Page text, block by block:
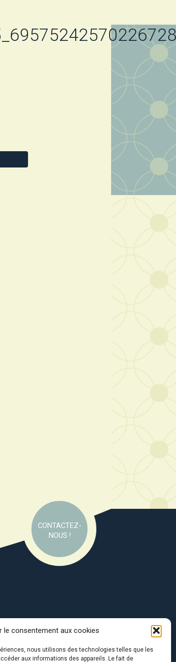
le consentement aux cookies
nous utilisons des technologies telles que les
aux informations des appareils. Le fait de
CONTACTEZ-
NOUS !